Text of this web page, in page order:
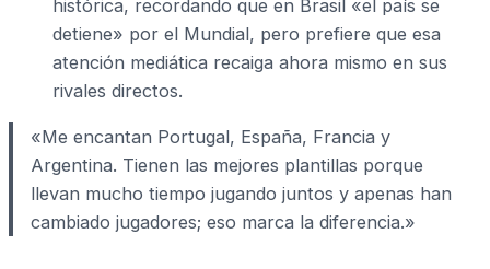
histórica, recordando que en Brasil «el país se
detiene» por el Mundial, pero prefiere que esa
atención mediática recaiga ahora mismo en sus
rivales directos.
«Me encantan Portugal, España, Francia y
Argentina. Tienen las mejores plantillas porque
llevan mucho tiempo jugando juntos y apenas han
cambiado jugadores; eso marca la diferencia.»